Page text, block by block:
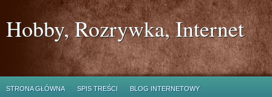
Hobby, Rozrywka, Internet
STRONA GŁÓWNA SPIS TREŚCI BLOG INTERNETOWY